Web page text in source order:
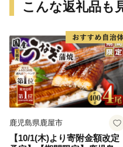
こんな返礼品も
鹿児島県鹿屋市
【10/1(木)より寄附金額改定